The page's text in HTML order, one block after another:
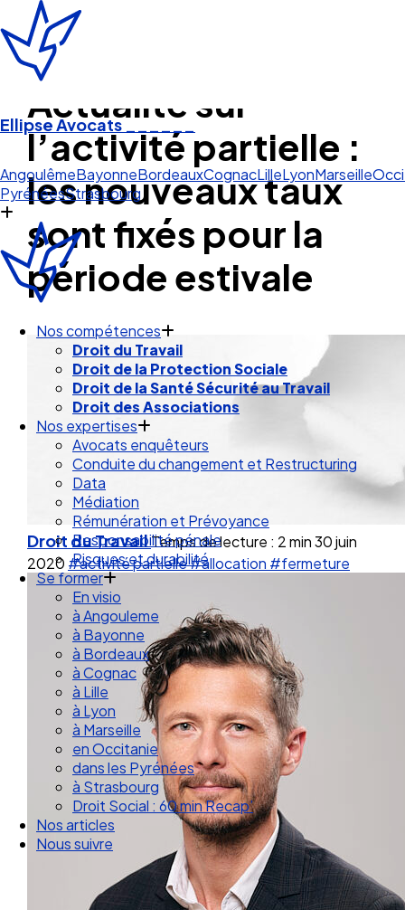
Ellipse Avocats______
St
AngoulêmeBayonneBordeauxCognac LilleLyon Marseille
Pyrénées
Nos compétences
Droit du Travail
Droit de la Protection Sociale
Droit de la Santé Sécurité au Travail
Droit des Associations
Nos expertises
Avocats enquêteurs
Conduite du changement et Restructuring
Data
Médiation
Rémunération et Prévoyance
Responsabilité pénale
Risques et durabilité
Se former
En visio
à Angouleme
à Bayonne
à Bordeaux
à Cognac
à Lille
à Lyon
à Marseille
en Occitanie
dans les Pyrénées
à Strasbourg
Droit Social : 60 min Recap’
Nos articles
Actualité sur
l’activité partielle :
les nouveaux taux
sont fixés pour la
période estivale
Droit du TravailTemps de lecture : 2 min30 juin
2020 #activité partielle#allocation #fermeture